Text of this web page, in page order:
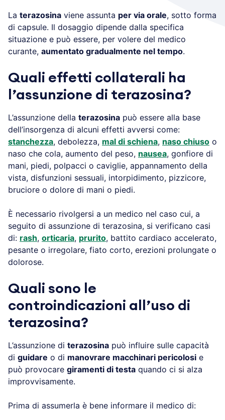
La terazosina viene assunta per via orale, sotto forma
di capsule. Il dosaggio dipende dalla specifica
situazione e può essere, per volere del medico
curante, aumentato gradualmente nel tempo.
Quali effetti collaterali ha
l’assunzione di terazosina?
L’assunzione della terazosina può essere alla base
dell’insorgenza di alcuni effetti avversi come:
stanchezza, debolezza, mal di schiena, naso chiuso o
naso che cola, aumento del peso, nausea, gonfiore di
mani, piedi, polpacci o caviglie, appannamento della
vista, disfunzioni sessuali, intorpidimento, pizzicore,
bruciore o dolore di mani o piedi.
È necessario rivolgersi a un medico nel caso cui, a
seguito di assunzione di terazosina, si verificano casi
di: rash, orticaria, prurito, battito cardiaco accelerato,
pesante o irregolare, fiato corto, erezioni prolungate o
dolorose.
Quali sono le
controindicazioni all’uso di
terazosina?
L’assunzione di terazosina può influire sulle capacità
di guidare o di manovrare macchinari pericolosi e
può provocare giramenti di testa quando ci si alza
improvvisamente.
Prima di assumerla è bene informare il medico di: